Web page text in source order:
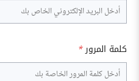
كلمة المرور*